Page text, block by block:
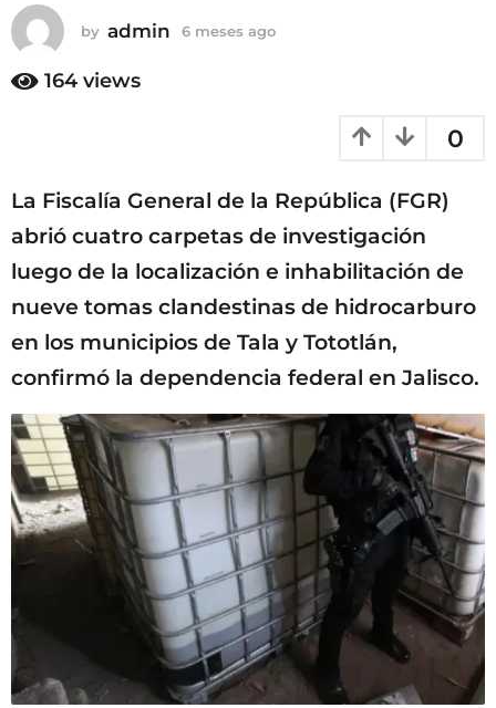
a
g
o
by admin 6 meses ago
o
164 views
0
La Fiscalía General de la República (FGR)
abrió cuatro carpetas de investigación
luego de la localización e inhabilitación de
nueve tomas clandestinas de hidrocarburo
en los municipios de Tala y Tototlán,
confirmó la dependencia federal en Jalisco.